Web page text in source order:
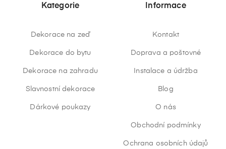
Kategorie
Dekorace na zeď
Dekorace do bytu
Dekorace na zahradu
Slavnostní dekorace
Dárkové poukazy
Informace
Kontakt
Doprava a poštovné
Instalace a údržba
Blog
O nás
Obchodní podmínky
Ochrana osobních údajů